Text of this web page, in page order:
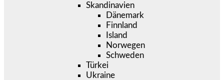
Skandinavien
Dänemark
Finnland
Island
Norwegen
Schweden
Türkei
Ukraine